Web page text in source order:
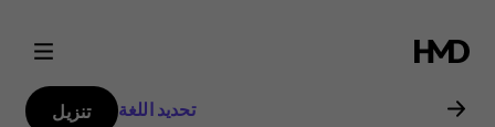
دليل
مستخدم تحديد اللغة تنزيل